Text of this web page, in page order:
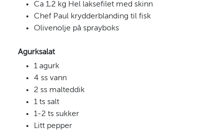
Ca 1,2 kg Hel laksefilet med skinn
Chef Paul krydderblanding til fisk
Olivenolje på sprayboks
Agurksalat
1 agurk
4 ss vann
2 ss malteddik
1 ts salt
1-2 ts sukker
Litt pepper